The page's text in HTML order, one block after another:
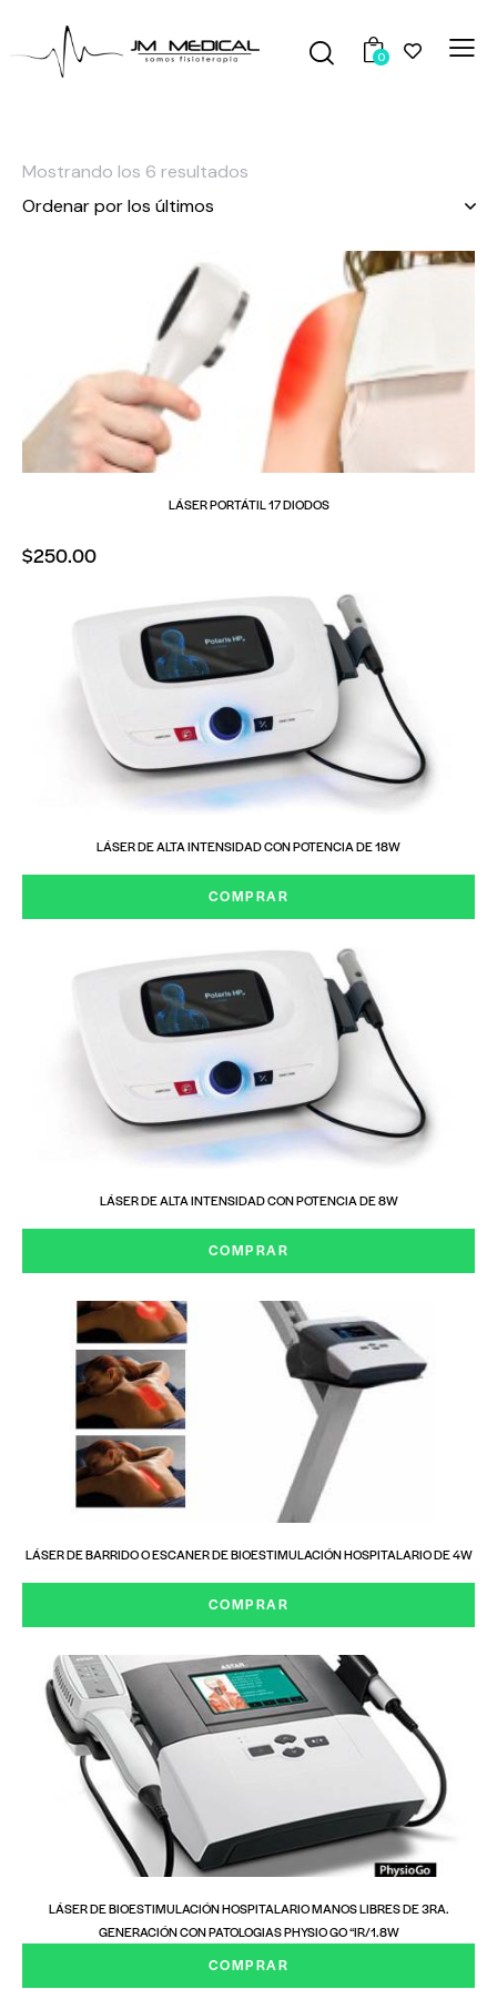
0
Mostrando los 6 resultados
LÁSER PORTÁTIL 17 DIODOS
$250.00
LÁSER DE ALTA INTENSIDAD CON POTENCIA DE 18W
COMPRAR
LÁSER DE ALTA INTENSIDAD CON POTENCIA DE 8W
COMPRAR
LÁSER DE BARRIDO O ESCANER DE BIOESTIMULACIÓN HOSPITALARIO DE 4W
COMPRAR
LÁSER DE BIOESTIMULACIÓN HOSPITALARIO MANOS LIBRES DE 3RA.
GENERACIÓN CON PATOLOGIAS PHYSIO GO “IR/1.8W
COMPRAR